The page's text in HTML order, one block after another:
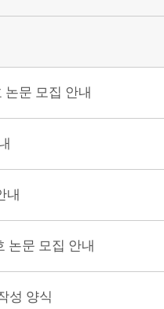
문 모집 안내
내
논문 모집 안내
성 양식